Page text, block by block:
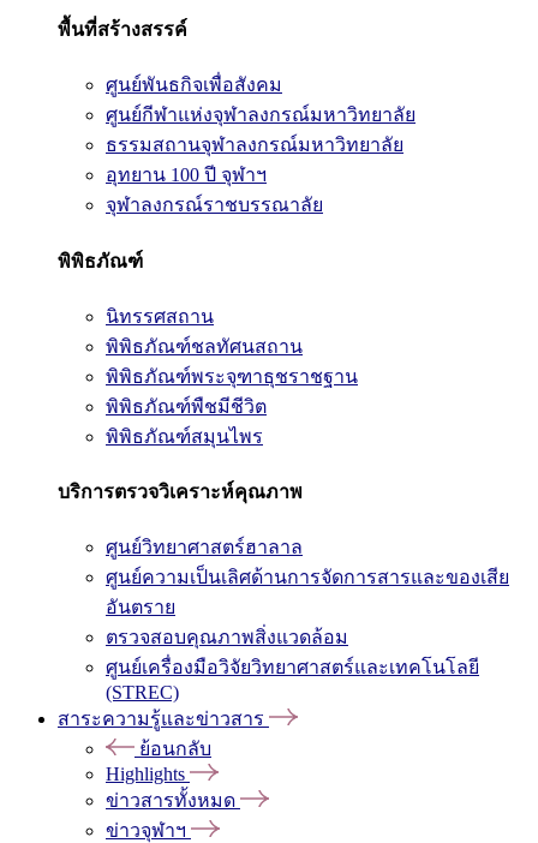
พื้นที่สร้างสรรค์
ศูนย์พันธกิจเพื่อสังคม
ศูนย์กีฬาแห่งจุฬาลงกรณ์มหาวิทยาลัย
ธรรมสถานจุฬาลงกรณ์มหาวิทยาลัย
อุทยาน 100 ปี จุฬาฯ
จุฬาลงกรณ์ราชบรรณาลัย
พิพิธภัณฑ์
นิทรรศสถาน
พิพิธภัณฑ์ชลทัศนสถาน
พิพิธภัณฑ์พระจุฑาธุชราชฐาน
พิพิธภัณฑ์พืชมีชีวิต
พิพิธภัณฑ์สมุนไพร
บริการตรวจวิเคราะห์คุณภาพ
ศูนย์วิทยาศาสตร์ฮาลาล
ศูนย์ความเป็นเลิศด้านการจัดการสารและของเสีย
อันตราย
ตรวจสอบคุณภาพสิ่งแวดล้อม
ศูนย์เครื่องมือวิจัยวิทยาศาสตร์และเทคโนโลยี
(STREC)
สาระความรู้และข่าวสาร
ย้อนกลับ
Highlights
ข่าวสารทั้งหมด
ข่าวจุฬาฯ